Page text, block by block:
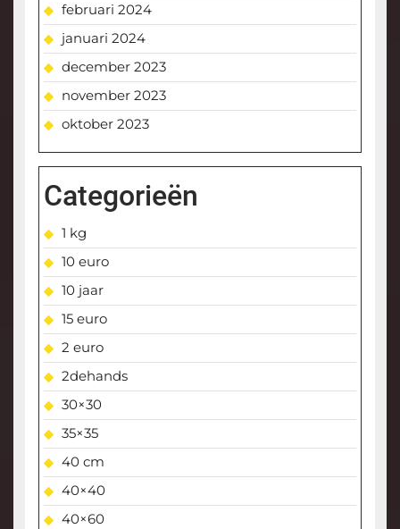
februari 2024
januari 2024
december 2023
november 2023
oktober 2023
Categorieën
1 kg
10 euro
10 jaar
15 euro
2 euro
2dehands
30×30
35×35
40 cm
40×40
40×60